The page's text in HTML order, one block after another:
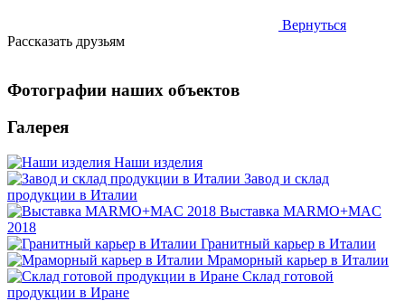
Вернуться
Рассказать друзьям
Фотографии наших объектов
Галерея
Наши изделия
Завод и склад
продукции в Италии
Выставка MARMO+MAC
2018
Гранитный карьер в Италии
Мраморный карьер в Италии
Склад готовой
продукции в Иране